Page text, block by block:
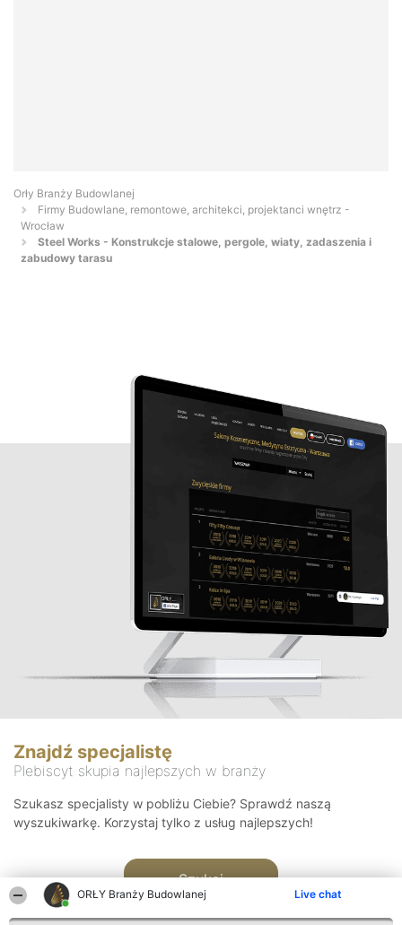
ORŁY Branży Budowlanej Live chat
Orły Branży Budowlanej
Firmy Budowlane, remontowe, architekci, projektanci wnętrz -
Wrocław
Steel Works - Konstrukcje stalowe, pergole, wiaty, zadaszenia i
zabudowy tarasu
Znajdź specjalistę
Plebiscyt skupia najlepszych w branży
Szukasz specjalisty w pobliżu Ciebie? Sprawdź naszą
wyszukiwarkę. Korzystaj tylko z usług najlepszych!
Szukaj